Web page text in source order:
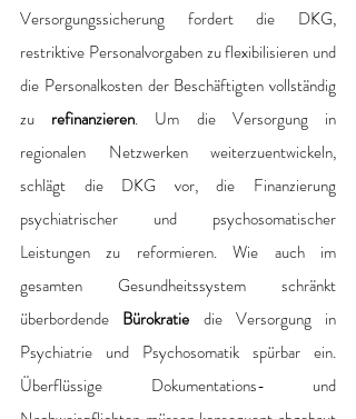
Versorgungssicherung fordert die DKG,
restriktive Personalvorgaben zu flexibilisieren und
die Personalkosten der Beschäftigten vollständig
zu refinanzieren. Um die Versorgung in
regionalen Netzwerken weiterzuentwickeln,
schlägt die DKG vor, die Finanzierung
psychiatrischer und psychosomatischer
Leistungen zu reformieren. Wie auch im
gesamten Gesundheitssystem schränkt
überbordende Bürokratie die Versorgung in
Psychiatrie und Psychosomatik spürbar ein.
Überflüssige Dokumentations- und